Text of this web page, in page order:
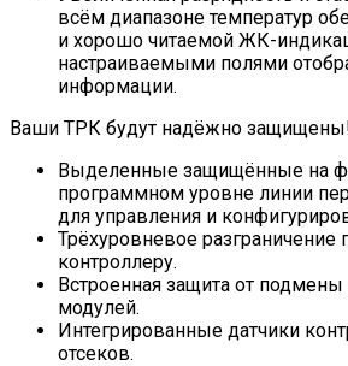
всём диапазоне температур
и хорошо читаемой ЖК-
настраиваемыми полями
информации.
Ваши ТРК будут надёжно
Выделенные защищённые на
программном уровне линии
для управления и
Трёхуровневое разграничение
контроллеру.
Встроенная защита от
модулей.
Интегрированные датчики
отсеков.